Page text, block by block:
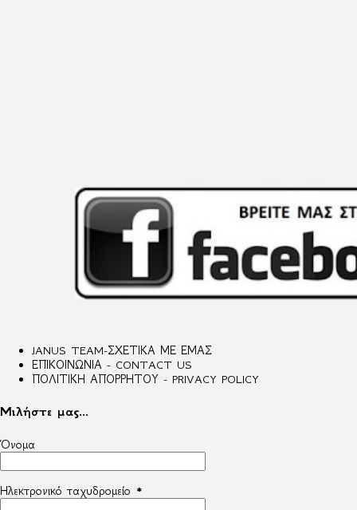
JANUS TEAM-ΣΧΕΤΙΚΑ ΜΕ ΕΜΑΣ
ΕΠΙΚΟΙΝΩΝΙΑ - CONTACT US
ΠΟΛΙΤΙΚΗ ΑΠΟΡΡΗΤΟΥ - PRIVACY POLICY
Μιλήστε μας...
Όνομα
Ηλεκτρονικό ταχυδρομείο *